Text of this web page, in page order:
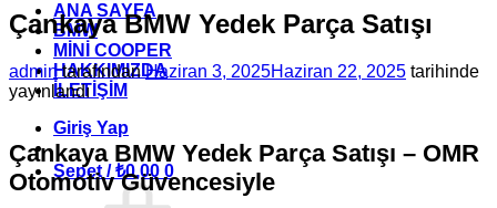
ANA SAYFA
BMW
MİNİ COOPER
HAKKIMIZDA
İLETİŞİM
Giriş Yap
Sepet /₺0,00 0
Çankaya BMW Yedek Parça Satışı
admintarafından Haziran 3, 2025Haziran 22, 2025 tarihinde
yayınlandı
Çankaya BMW Yedek Parça Satışı – OMR
Otomotiv Güvencesiyle